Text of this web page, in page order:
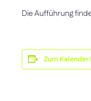
Die Aufführung
Zum Kalender